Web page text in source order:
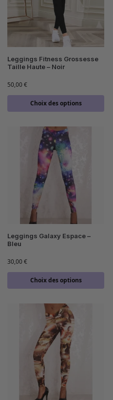
Leggings Fitness Grossesse
Taille Haute – Noir
50,00€
Choix des options
Leggings Galaxy Espace –
Bleu
30,00€
Choix des options